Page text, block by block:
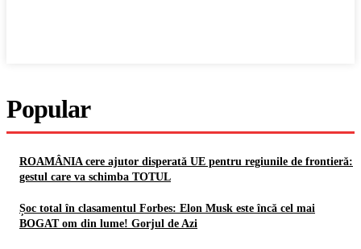
Popular
ROAMÂNIA cere ajutor disperată UE pentru regiunile de frontieră:
gestul care va schimba TOTUL
Șoc total în clasamentul Forbes: Elon Musk este încă cel mai
BOGAT om din lume! Gorjul de Azi